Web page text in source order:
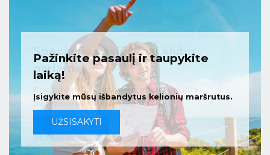
Pažinkite pasaulį ir taupykite
laiką!
Įsigykite mūsų išbandytus kelionių maršrutus.
UŽSISAKYTI